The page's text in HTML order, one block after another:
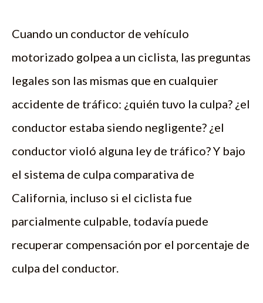
Cuando un conductor de vehículo
motorizado golpea a un ciclista, las preguntas
legales son las mismas que en cualquier
accidente de tráfico: ¿quién tuvo la culpa? ¿el
conductor estaba siendo negligente? ¿el
conductor violó alguna ley de tráfico? Y bajo
el sistema de culpa comparativa de
California, incluso si el ciclista fue
parcialmente culpable, todavía puede
recuperar compensación por el porcentaje de
culpa del conductor.